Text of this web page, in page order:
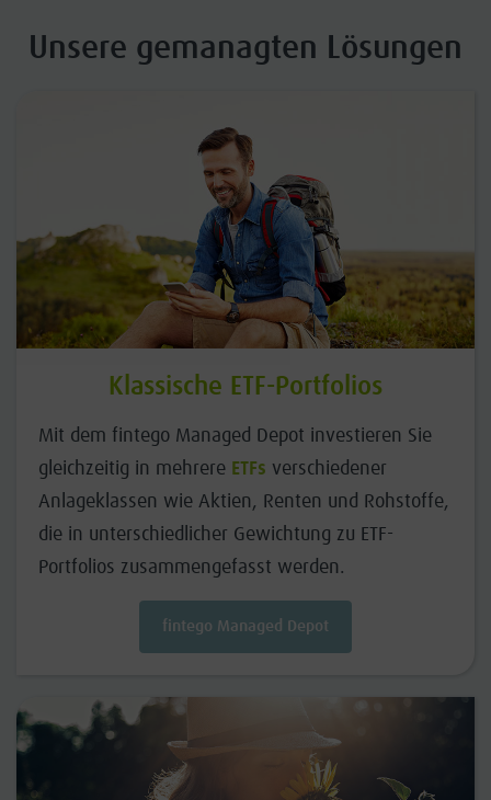
Unsere gemanagten Lösungen
Klassische ETF-Portfolios
Mit dem fintego Managed Depot investieren Sie
gleichzeitig in mehrere ETFs verschiedener
Anlageklassen wie Aktien, Renten und Rohstoffe,
die in unterschiedlicher Gewichtung zu ETF-
Portfolios zusammengefasst werden.
fintego Managed Depot